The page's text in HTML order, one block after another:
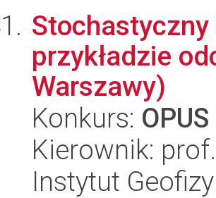
przykładzie
Warszawy)
Konkurs: OPUS
Kierownik:
Instytut